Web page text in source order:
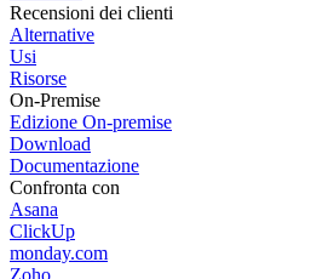
Recensioni dei clienti
Alternative
Usi
Risorse
On-Premise
Edizione On-premise
Download
Documentazione
Confronta con
Asana
ClickUp
monday.com
Zoho